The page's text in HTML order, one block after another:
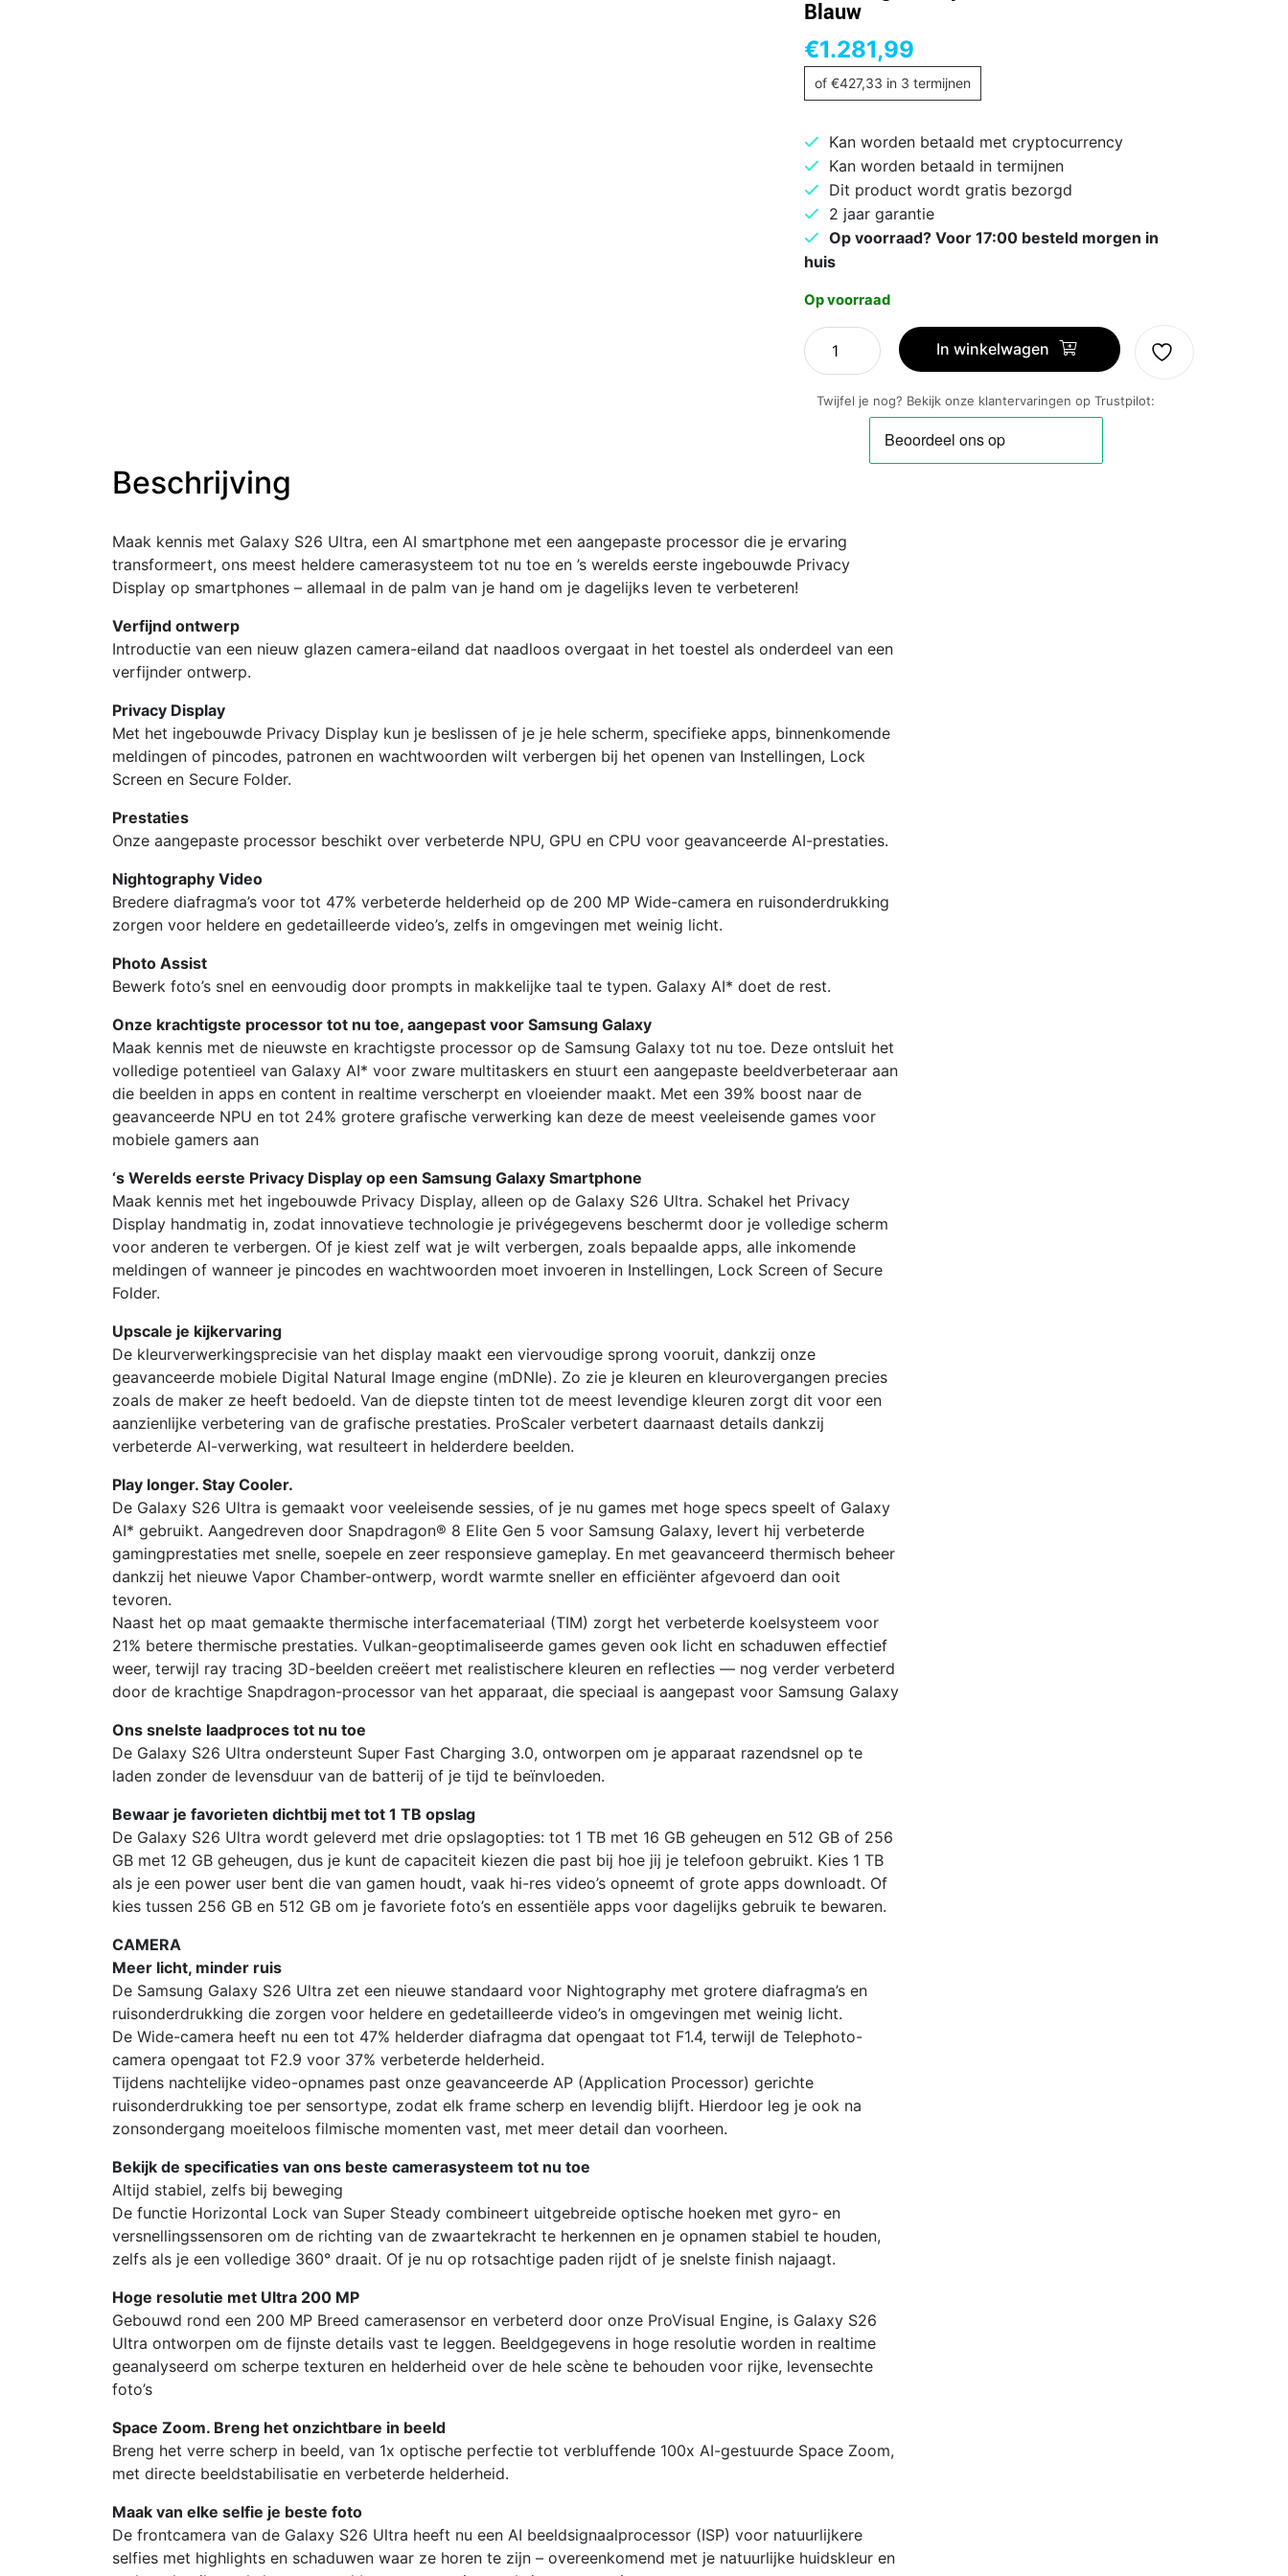
Blauw
€1.281,99
of €427,33 in 3 termijnen
Kan worden betaald met cryptocurrency
Kan worden betaald in termijnen
Dit product wordt gratis bezorgd
2 jaar garantie
Op voorraad? Voor 17:00 besteld morgen in
huis
Op voorraad
Samsung
Galaxy
Ultra
In winkelwagen
Twijfel je nog? Bekijk onze klantervaringen op Trustpilot:
Beschrijving
Maak kennis met Galaxy S26 Ultra, een AI smartphone met een aangepaste processor die je ervaring
transformeert, ons meest heldere camerasysteem tot nu toe en ’s werelds eerste ingebouwde Privacy
Display op smartphones – allemaal in de palm van je hand om je dagelijks leven te verbeteren!
Verfijnd ontwerp
Introductie van een nieuw glazen camera-eiland dat naadloos overgaat in het toestel als onderdeel van een
verfijnder ontwerp.
Privacy Display
Met het ingebouwde Privacy Display kun je beslissen of je je hele scherm, specifieke apps, binnenkomende
meldingen of pincodes, patronen en wachtwoorden wilt verbergen bij het openen van Instellingen, Lock
Screen en Secure Folder.
Prestaties
Onze aangepaste processor beschikt over verbeterde NPU, GPU en CPU voor geavanceerde AI-prestaties.
Nightography Video
Bredere diafragma’s voor tot 47% verbeterde helderheid op de 200 MP Wide-camera en ruisonderdrukking
zorgen voor heldere en gedetailleerde video’s, zelfs in omgevingen met weinig licht.
Photo Assist
Bewerk foto’s snel en eenvoudig door prompts in makkelijke taal te typen. Galaxy AI* doet de rest.
Onze krachtigste processor tot nu toe, aangepast voor Samsung Galaxy
Maak kennis met de nieuwste en krachtigste processor op de Samsung Galaxy tot nu toe. Deze ontsluit het
volledige potentieel van Galaxy AI* voor zware multitaskers en stuurt een aangepaste beeldverbeteraar aan
die beelden in apps en content in realtime verscherpt en vloeiender maakt. Met een 39% boost naar de
geavanceerde NPU en tot 24% grotere grafische verwerking kan deze de meest veeleisende games voor
mobiele gamers aan
‘s Werelds eerste Privacy Display op een Samsung Galaxy Smartphone
Maak kennis met het ingebouwde Privacy Display, alleen op de Galaxy S26 Ultra. Schakel het Privacy
Display handmatig in, zodat innovatieve technologie je privégegevens beschermt door je volledige scherm
voor anderen te verbergen. Of je kiest zelf wat je wilt verbergen, zoals bepaalde apps, alle inkomende
meldingen of wanneer je pincodes en wachtwoorden moet invoeren in Instellingen, Lock Screen of Secure
Folder.
Upscale je kijkervaring
De kleurverwerkingsprecisie van het display maakt een viervoudige sprong vooruit, dankzij onze
geavanceerde mobiele Digital Natural Image engine (mDNIe). Zo zie je kleuren en kleurovergangen precies
zoals de maker ze heeft bedoeld. Van de diepste tinten tot de meest levendige kleuren zorgt dit voor een
aanzienlijke verbetering van de grafische prestaties. ProScaler verbetert daarnaast details dankzij
verbeterde AI-verwerking, wat resulteert in helderdere beelden.
Play longer. Stay Cooler.
De Galaxy S26 Ultra is gemaakt voor veeleisende sessies, of je nu games met hoge specs speelt of Galaxy
AI* gebruikt. Aangedreven door Snapdragon® 8 Elite Gen 5 voor Samsung Galaxy, levert hij verbeterde
gamingprestaties met snelle, soepele en zeer responsieve gameplay. En met geavanceerd thermisch beheer
dankzij het nieuwe Vapor Chamber-ontwerp, wordt warmte sneller en efficiënter afgevoerd dan ooit
tevoren.
Naast het op maat gemaakte thermische interfacemateriaal (TIM) zorgt het verbeterde koelsysteem voor
21% betere thermische prestaties. Vulkan-geoptimaliseerde games geven ook licht en schaduwen effectief
weer, terwijl ray tracing 3D-beelden creëert met realistischere kleuren en reflecties — nog verder verbeterd
door de krachtige Snapdragon-processor van het apparaat, die speciaal is aangepast voor Samsung Galaxy
Ons snelste laadproces tot nu toe
De Galaxy S26 Ultra ondersteunt Super Fast Charging 3.0, ontworpen om je apparaat razendsnel op te
laden zonder de levensduur van de batterij of je tijd te beïnvloeden.
Bewaar je favorieten dichtbij met tot 1 TB opslag
De Galaxy S26 Ultra wordt geleverd met drie opslagopties: tot 1 TB met 16 GB geheugen en 512 GB of 256
GB met 12 GB geheugen, dus je kunt de capaciteit kiezen die past bij hoe jij je telefoon gebruikt. Kies 1 TB
als je een power user bent die van gamen houdt, vaak hi-res video’s opneemt of grote apps downloadt. Of
kies tussen 256 GB en 512 GB om je favoriete foto’s en essentiële apps voor dagelijks gebruik te bewaren.
CAMERA
Meer licht, minder ruis
De Samsung Galaxy S26 Ultra zet een nieuwe standaard voor Nightography met grotere diafragma’s en
ruisonderdrukking die zorgen voor heldere en gedetailleerde video’s in omgevingen met weinig licht.
De Wide-camera heeft nu een tot 47% helderder diafragma dat opengaat tot F1.4, terwijl de Telephoto-
camera opengaat tot F2.9 voor 37% verbeterde helderheid.
Tijdens nachtelijke video-opnames past onze geavanceerde AP (Application Processor) gerichte
ruisonderdrukking toe per sensortype, zodat elk frame scherp en levendig blijft. Hierdoor leg je ook na
zonsondergang moeiteloos filmische momenten vast, met meer detail dan voorheen.
Bekijk de specificaties van ons beste camerasysteem tot nu toe
Altijd stabiel, zelfs bij beweging
De functie Horizontal Lock van Super Steady combineert uitgebreide optische hoeken met gyro- en
versnellingssensoren om de richting van de zwaartekracht te herkennen en je opnamen stabiel te houden,
zelfs als je een volledige 360° draait. Of je nu op rotsachtige paden rijdt of je snelste finish najaagt.
Hoge resolutie met Ultra 200 MP
Gebouwd rond een 200 MP Breed camerasensor en verbeterd door onze ProVisual Engine, is Galaxy S26
Ultra ontworpen om de fijnste details vast te leggen. Beeldgegevens in hoge resolutie worden in realtime
geanalyseerd om scherpe texturen en helderheid over de hele scène te behouden voor rijke, levensechte
foto’s
Space Zoom. Breng het onzichtbare in beeld
Breng het verre scherp in beeld, van 1x optische perfectie tot verbluffende 100x AI-gestuurde Space Zoom,
met directe beeldstabilisatie en verbeterde helderheid.
Maak van elke selfie je beste foto
De frontcamera van de Galaxy S26 Ultra heeft nu een AI beeldsignaalprocessor (ISP) voor natuurlijkere
selfies met highlights en schaduwen waar ze horen te zijn – overeenkomend met je natuurlijke huidskleur en